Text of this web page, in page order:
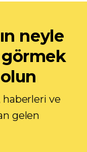
neyle
haberleri ve
gelen